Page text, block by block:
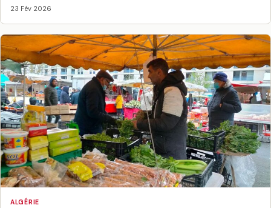
23 Fév 2026
ALGÉRIE